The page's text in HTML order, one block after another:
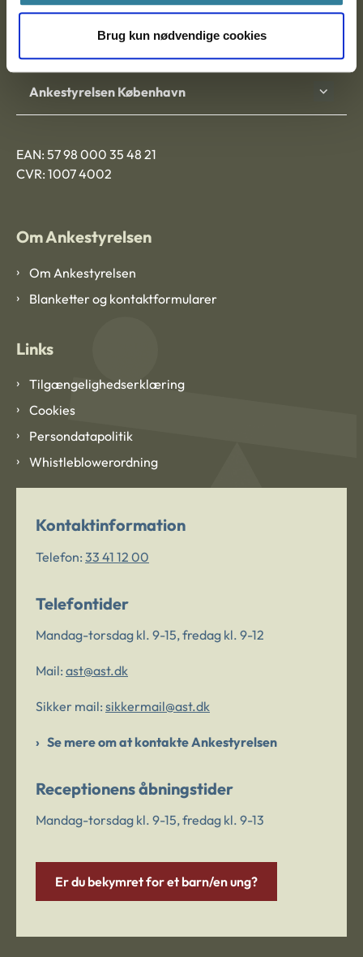
Brug kun nødvendige cookies
Ankestyrelsen Aalborg
Ankestyrelsen København
EAN: 57 98 000 35 48 21
CVR: 1007 4002
Om Ankestyrelsen
Om Ankestyrelsen
Blanketter og kontaktformularer
Links
Tilgængelighedserklæring
Cookies
Persondatapolitik
Whistleblowerordning
Kontaktinformation
Telefon: 33 41 12 00
Telefontider
Mandag-torsdag kl. 9-15, fredag kl. 9-12
Mail: ast@ast.dk
Sikker mail: sikkermail@ast.dk
Se mere om at kontakte Ankestyrelsen
Receptionens åbningstider
Mandag-torsdag kl. 9-15, fredag kl. 9-13
Er du bekymret for et barn/en ung?